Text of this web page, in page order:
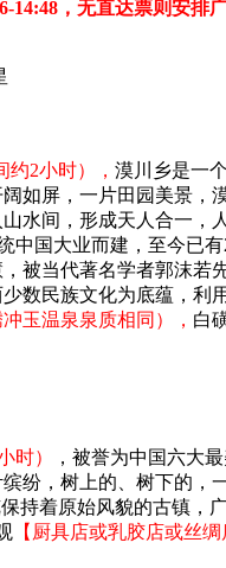
14:48，无直达票则安排
约2小时）， 漠川乡是一
屏，一片田园美景
水间，形成天人合一
中国大业而建，至今
被当代著名学者郭沫
数民族文化为底蕴，
冲玉温泉泉质相同）， 白
时）
，被誉为中国六大
纷，树上的、树下的
持着原始风貌的古镇，
【厨具店或乳胶店或丝